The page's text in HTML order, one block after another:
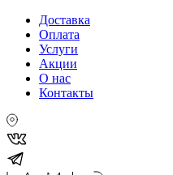
Доставка
Оплата
Услуги
Акции
О нас
Контакты